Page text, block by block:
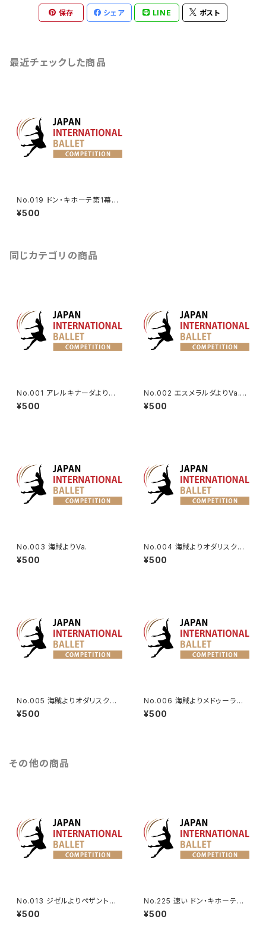
保存 シェア LINE ポスト
最近チェックした商品
No.019 ドン・キホーテ第1幕よ
りキトリのVa.
¥500
同じカテゴリの商品
No.001 アレルキナーダよりコ
ロンビーヌのVa. | Harlequina
de Variation
¥500
No.002 エスメラルダよりVa.(タ
ンバリン)
¥500
No.003 海賊よりVa.
¥500
No.004 海賊よりオダリスクの
第2Va.
¥500
No.005 海賊よりオダリスクの
第3Va.
¥500
No.006 海賊よりメドゥーラのV
a.
¥500
その他の商品
No.013 ジゼルよりペザントのV
a.
¥500
No.225 速い ドン・キホーテよ
りドルシネアのVa.
¥500